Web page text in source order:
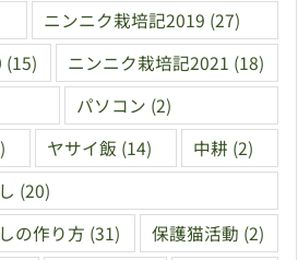
ニンニク栽培記2019 (27)
(15) ニンニク栽培記2021 (18)
パソコン (2)
ヤサイ飯 (14) 中耕 (2)
(20)
の作り方 (31) 保護猫活動 (2)